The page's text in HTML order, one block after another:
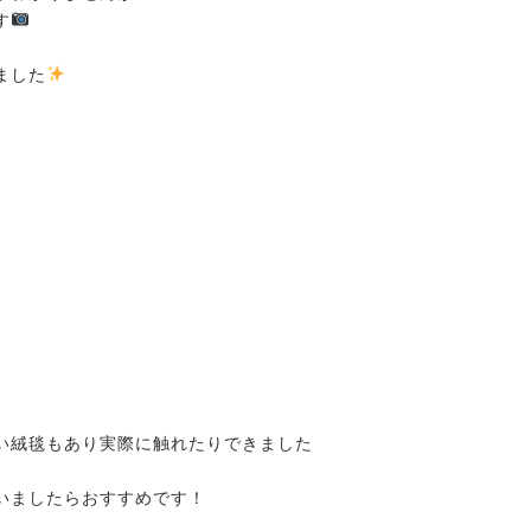
した
毯もあり実際に触れたりできました
したらおすすめです！